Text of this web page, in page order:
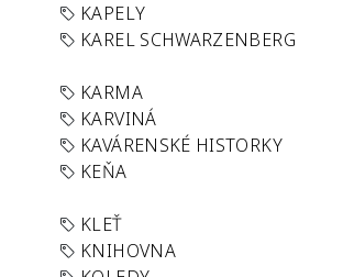
KAPELY
KAREL SCHWARZENBERG
KARMA
KARVINÁ
KAVÁRENSKÉ HISTORKY
KEŇA
KLEŤ
KNIHOVNA